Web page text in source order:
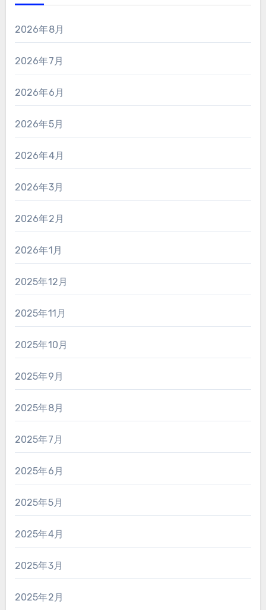
2026年8月
2026年7月
2026年6月
2026年5月
2026年4月
2026年3月
2026年2月
2026年1月
2025年12月
2025年11月
2025年10月
2025年9月
2025年8月
2025年7月
2025年6月
2025年5月
2025年4月
2025年3月
2025年2月